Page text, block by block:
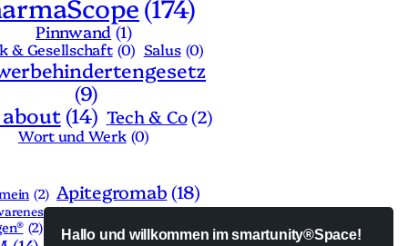
Hallo und willkommen im smartunity®Space!
Pinnwand (1)
& Gesellschaft (0) Salus (0)
(9)
(14) Tech & Co(2)
Wort und Werk (0)
(2) Apitegromab (18)
(1) BCI (1) BigData (1)
(2) Buchtipp (2) Corona